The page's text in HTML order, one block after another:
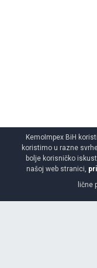
KemoImpex BiH
koristimo u razne
bolje korisničko
našoj web stranici,
lične